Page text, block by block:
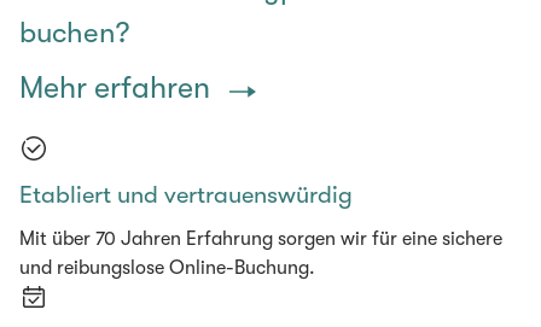
buchen?
Mehr erfahren
Etabliert und vertrauenswürdig
Mit über 70 Jahren Erfahrung sorgen wir für eine sichere
und reibungslose Online-Buchung.